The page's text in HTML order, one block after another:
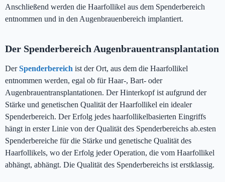
Anschließend werden die Haarfollikel aus dem Spenderbereich
entnommen und in den Augenbrauenbereich implantiert.
Der Spenderbereich Augenbrauentransplantation
DerSpenderbereich ist der Ort, aus dem die Haarfollikel
entnommen werden, egal ob für Haar-, Bart- oder
Augenbrauentransplantationen. Der Hinterkopf ist aufgrund der
Stärke und genetischen Qualität der Haarfollikel ein idealer
Spenderbereich. Der Erfolg jedes haarfollikelbasierten Eingriffs
hängt in erster Linie von der Qualität des Spenderbereichs ab.esten
Spenderbereiche für die Stärke und genetische Qualität des
Haarfollikels, wo der Erfolg jeder Operation, die vom Haarfollikel
abhängt, abhängt. Die Qualität des Spenderbereichs ist erstklassig.